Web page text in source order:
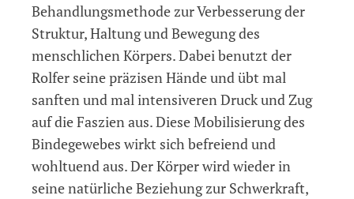
Behandlungsmethode zur Verbesserung der
Struktur, Haltung und Bewegung des
menschlichen Körpers. Dabei benutzt der
Rolfer seine präzisen Hände und übt mal
sanften und mal intensiveren Druck und Zug
auf die Faszien aus. Diese Mobilisierung des
Bindege­webes wirkt sich befreiend und
wohltuend aus. Der Körper wird wieder in
seine natürliche Beziehung zur Schwerkraft,